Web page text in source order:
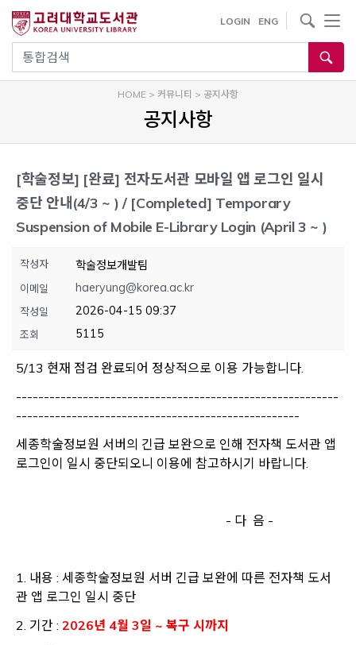
건
기
통합검색
LOGIN ENG
사이트내 검색
HOME > 커뮤니티 > 공지사항
공지사항
[학술정보] [완료] 전자도서관 모바일 앱 로그인 일시
중단 안내(4/3 ~ ) / [Completed] Temporary
Suspension of Mobile E-Library Login (April 3 ~ )
작성자 학술정보개발팀
이메일 haeryung@korea.ac.kr
작성일 2026-04-15 09:37
조회 5115
5/13 현재 점검 완료되어 정상적으로 이용 가능합니다.
----------------------------------------------------------
---------------------------------------------------
세종학술정보원 서버의 긴급 보완으로 인해 전자책 도서관 앱
로그인이 일시 중단되오니 이용에 참고하시기 바랍니다.
- 다 음 -
1. 내용 : 세종학술정보원 서버 긴급 보완에 따른 전자책 도서
관 앱 로그인 일시 중단
2. 기간 : 2026년 4월 3일 ~ 복구 시까지